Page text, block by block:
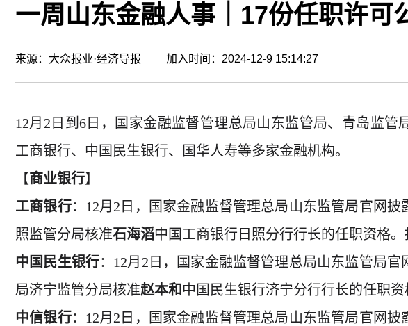
一周山东金融人事｜17份任职许可
来源：大众报业·经济导报 加入时间：2024-12-9 15:14:27
12月2日到6日，国家金融监督管理总局山东监管局、青岛监管
工商银行、中国民生银行、国华人寿等多家金融机构。
【商业银行】
工商银行：12月2日，国家金融监督管理总局山东监管局官网
照监管分局核准石海滔中国工商银行日照分行行长的任职资格。
中国民生银行：12月2日，国家金融监督管理总局山东监管局
局济宁监管分局核准赵本和 中国民生银行济宁分行行长的任职资
中信银行：12月2日，国家金融监督管理总局山东监管局官网